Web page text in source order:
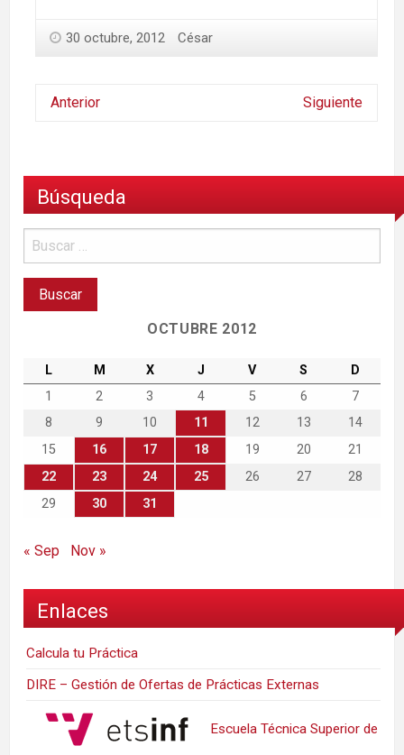
30 octubre, 2012 César
Anterior Siguiente
Búsqueda
OCTUBRE 2012
L M X J V S
D
1
2 3 4 5 6
7
8
9 10 11 12 13
14
15
16 17 18 19 20
21
22
23 24 25 26 27
28
29
30 31
« Sep Nov »
Enlaces
Calcula tu Práctica
DIRE – Gestión de Ofertas de Prácticas Externas
Escuela Técnica Superior de